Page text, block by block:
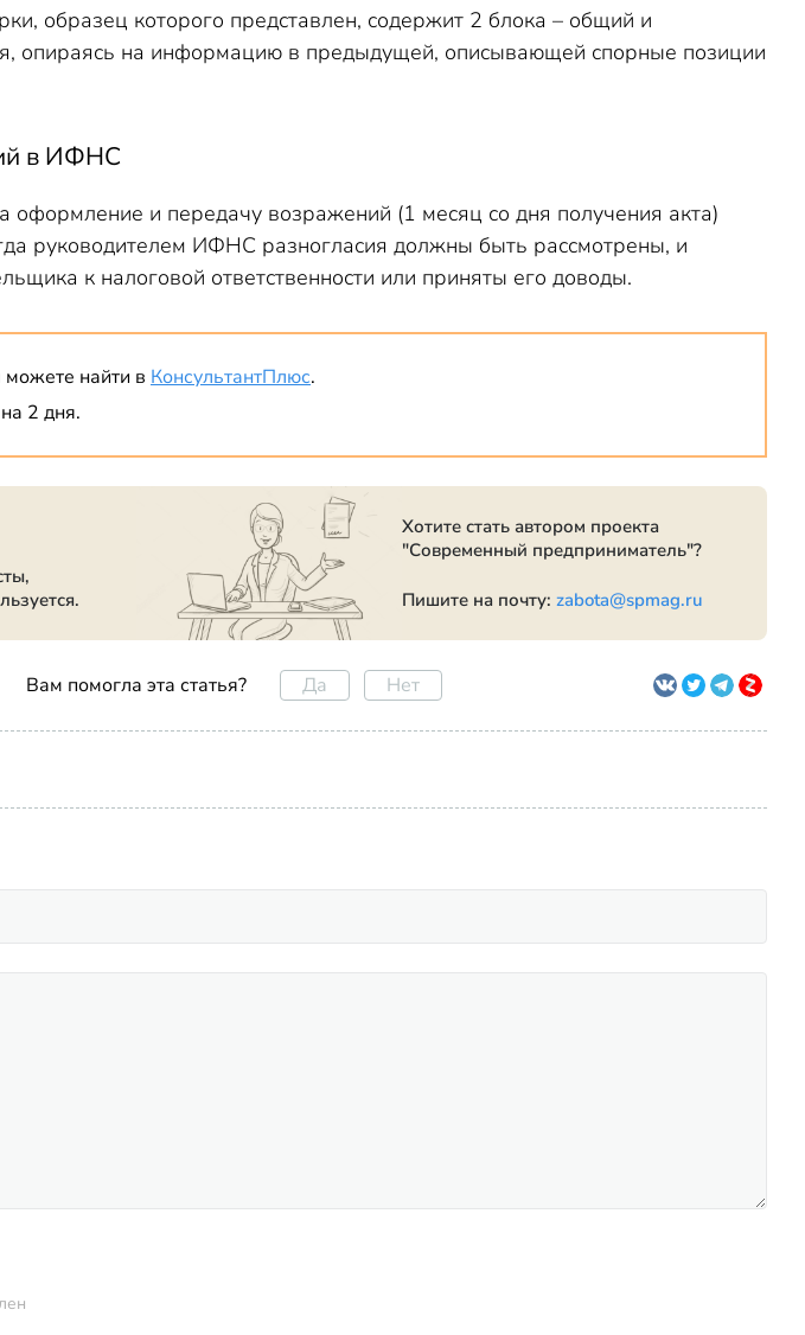
образец которого представлен, содержит 2 блока – общий и
опираясь на информацию в предыдущей, описывающей спорные позиции
в ИФНС
оформление и передачу возражений (1 месяц со дня получения акта)
руководителем ИФНС разногласия должны быть рассмотрены, и
к налоговой ответственности или приняты его доводы.
найти в КонсультантПлюс.
2 дня.
Хотите стать автором проекта
"Современный предприниматель"?
Пишите на почту:zabota@spmag.ru
Вам помогла эта статья? Да Нет